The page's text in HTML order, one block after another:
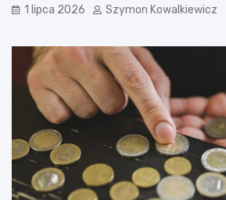
1 lipca 2026 Szymon Kowalkiewicz